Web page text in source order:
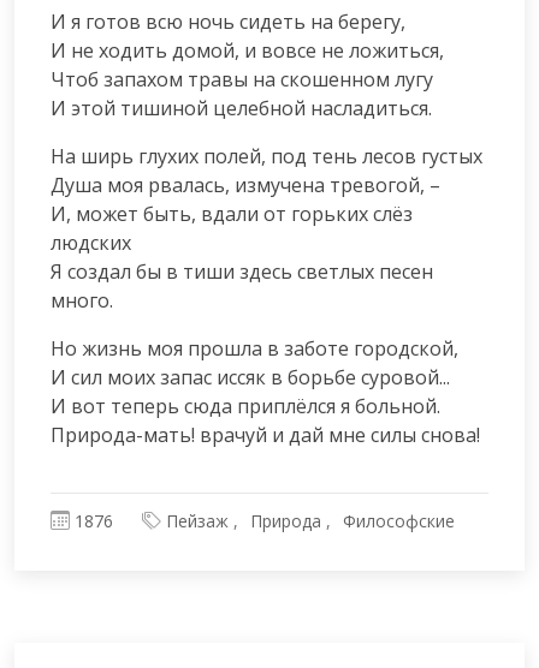
И я готов всю ночь сидеть на берегу,
И не ходить домой, и вовсе не ложиться,
Чтоб запахом травы на скошенном лугу
И этой тишиной целебной насладиться.
На ширь глухих полей, под тень лесов густых
Душа моя рвалась, измучена тревогой, –
И, может быть, вдали от горьких слёз
людских
Я создал бы в тиши здесь светлых песен
много.
Но жизнь моя прошла в заботе городской,
И сил моих запас иссяк в борьбе суровой...
И вот теперь сюда приплёлся я больной.
Природа-мать! врачуй и дай мне силы снова!
1876 Пейзаж Природа Философские